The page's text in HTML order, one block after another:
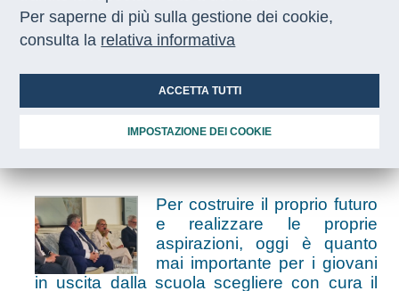
Il presidente Paola Nicastro, è
del rapporto Ugl - Luiss
Business School
Per costruire il proprio futuro
e realizzare le proprie
aspirazioni, oggi è quanto
mai importante per i giovani
in uscita dalla scuola scegliere con cura il
Per saperne di più sulla gestione dei cookie,
consulta la relativa informativa
ACCETTA TUTTI
IMPOSTAZIONE DEI COOKIE